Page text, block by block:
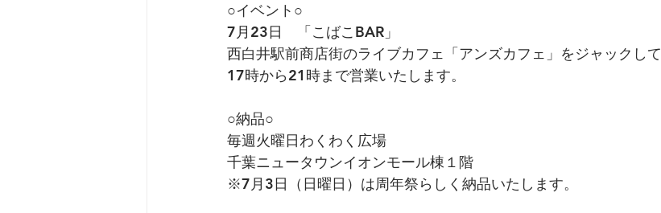
○イベント○
7月23日　「こばこBAR」
西白井駅前商店街のライブカフェ「アンズカフェ」をジャックして
17時から21時まで営業いたします。
○納品○
毎週火曜日わくわく広場
千葉ニュータウンイオンモール棟１階
※7月3日（日曜日）は周年祭らしく納品いたします。